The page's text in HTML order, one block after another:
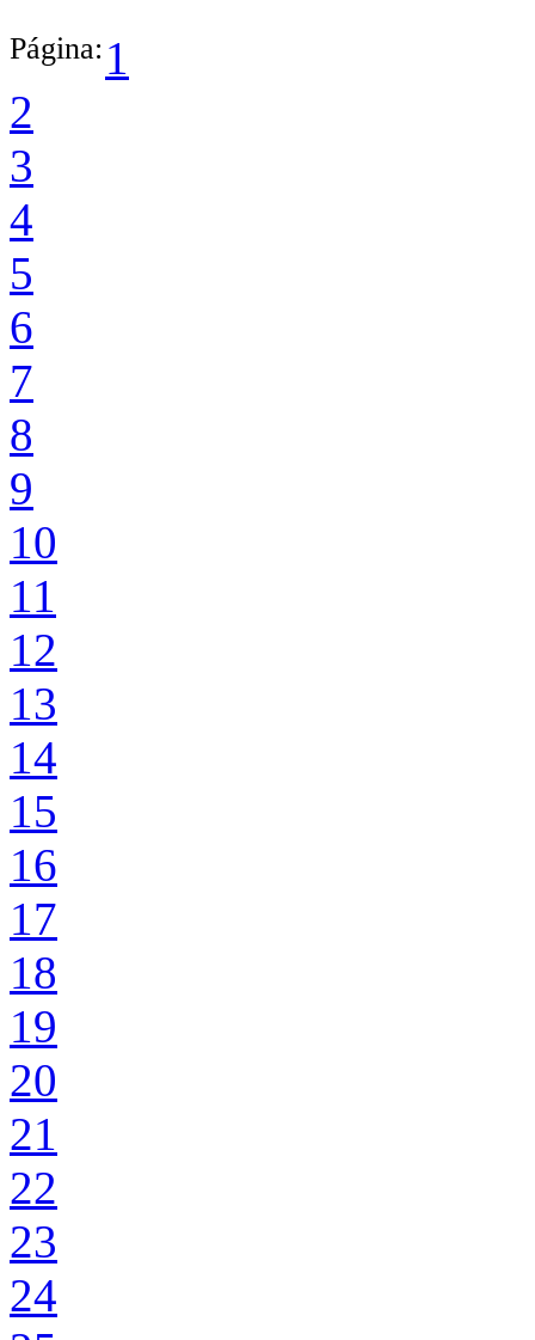
Página: 1
2
3
4
5
6
7
8
9
10
11
12
13
14
15
16
17
18
19
20
21
22
23
24